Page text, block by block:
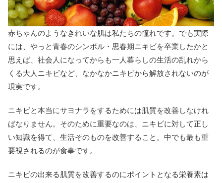
赤ちゃんのようなきれいな肌は私たちの憧れです。でも実際
には、やっと青春のシンボル・思春期ニキビを卒業したかと
思えば、社会人になってからも一人暮らしの生活の乱れから
くる大人ニキビなど、なかなかニキビから解放されないのが
現実です。
ニキビと本当にサヨナラをするためには肌質を改善しなけれ
ばなりません。そのために重要なのは、ニキビに対して正し
い知識を得て、生活そのものを改善すること。中でも最も重
要視されるのが食事です。
ニキビの出来る肌質を改善するのにポイントとなる栄養素は